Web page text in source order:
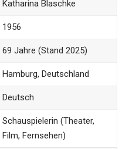
Katharina Blaschke
1956
69 Jahre (Stand 2025)
Hamburg, Deutschland
Deutsch
Schauspielerin (Theater,
Film, Fernsehen)